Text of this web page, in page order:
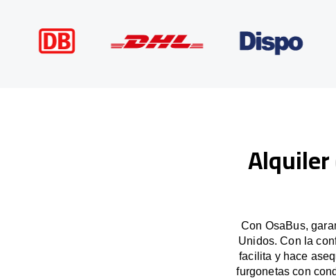
Con OsaBus,
Unidos. Con la
facilita y hace
furgonetas con